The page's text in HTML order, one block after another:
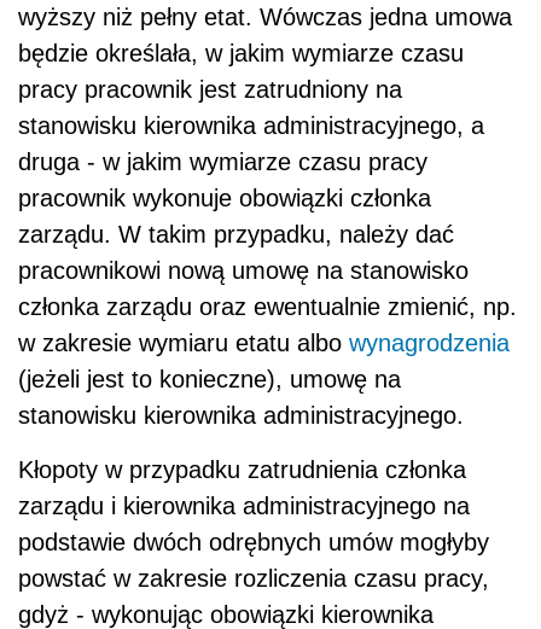
wyższy niż pełny etat. Wówczas jedna umowa
będzie określała, w jakim wymiarze czasu
pracy pracownik jest zatrudniony na
stanowisku kierownika administracyjnego, a
druga - w jakim wymiarze czasu pracy
pracownik wykonuje obowiązki członka
zarządu. W takim przypadku, należy dać
pracownikowi nową umowę na stanowisko
członka zarządu oraz ewentualnie zmienić, np.
w zakresie wymiaru etatu albo wynagrodzenia
(jeżeli jest to konieczne), umowę na
stanowisku kierownika administracyjnego.
Kłopoty w przypadku zatrudnienia członka
zarządu i kierownika administracyjnego na
podstawie dwóch odrębnych umów mogłyby
powstać w zakresie rozliczenia czasu pracy,
gdyż - wykonując obowiązki kierownika